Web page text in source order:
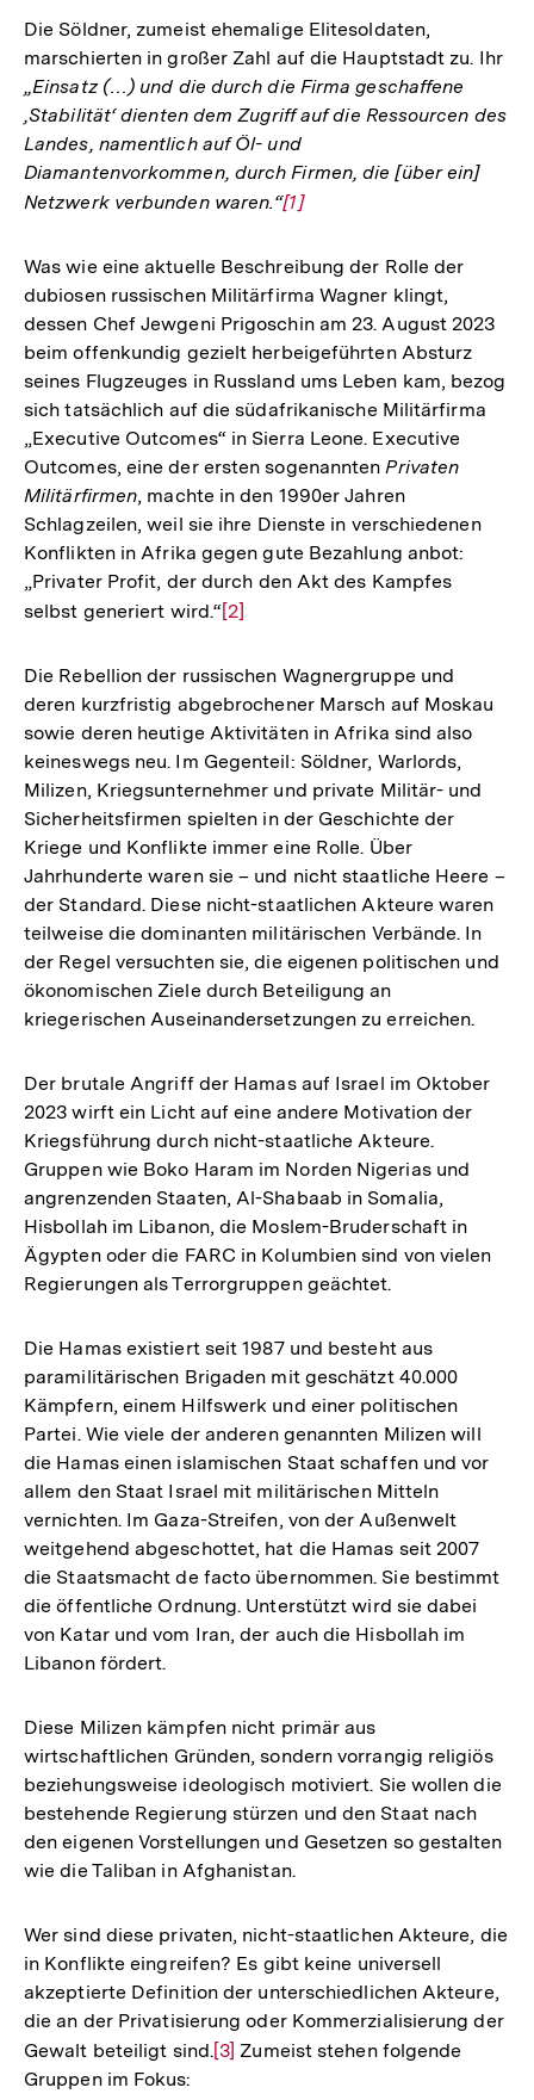
Die Söldner, zumeist ehemalige Elitesoldaten,
marschierten in großer Zahl auf die Hauptstadt zu. Ihr
„Einsatz (…) und die durch die Firma geschaffene
‚Stabilität‘ dienten dem Zugriff auf die Ressourcen des
Landes, namentlich auf Öl- und
Diamantenvorkommen, durch Firmen, die [über ein]
Netzwerk verbunden waren.“Zur
der
Fußnote
[1]
Was wie eine aktuelle Beschreibung der Rolle der
dubiosen russischen Militärfirma Wagner klingt,
dessen Chef Jewgeni Prigoschin am 23. August 2023
beim offenkundig gezielt herbeigeführten Absturz
seines Flugzeuges in Russland ums Leben kam, bezog
sich tatsächlich auf die südafrikanische Militärfirma
„Executive Outcomes“ in Sierra Leone. Executive
Outcomes, eine der ersten sogenannten Privaten
Militärfirmen, machte in den 1990er Jahren
Schlagzeilen, weil sie ihre Dienste in verschiedenen
Konflikten in Afrika gegen gute Bezahlung anbot:
„Privater Profit, der durch den Akt des Kampfes
selbst generiert wird.“Zur
der
Fußnote
[2]
Die Rebellion der russischen Wagnergruppe und
deren kurzfristig abgebrochener Marsch auf Moskau
sowie deren heutige Aktivitäten in Afrika sind also
keineswegs neu. Im Gegenteil: Söldner, Warlords,
Milizen, Kriegsunternehmer und private Militär- und
Sicherheitsfirmen spielten in der Geschichte der
Kriege und Konflikte immer eine Rolle. Über
Jahrhunderte waren sie – und nicht staatliche Heere –
der Standard. Diese nicht-staatlichen Akteure waren
teilweise die dominanten militärischen Verbände. In
der Regel versuchten sie, die eigenen politischen und
ökonomischen Ziele durch Beteiligung an
kriegerischen Auseinandersetzungen zu erreichen.
Der brutale Angriff der Hamas auf Israel im Oktober
2023 wirft ein Licht auf eine andere Motivation der
Kriegsführung durch nicht-staatliche Akteure.
Gruppen wie Boko Haram im Norden Nigerias und
angrenzenden Staaten, Al-Shabaab in Somalia,
Hisbollah im Libanon, die Moslem-Bruderschaft in
Ägypten oder die FARC in Kolumbien sind von vielen
Regierungen als Terrorgruppen geächtet.
Die Hamas existiert seit 1987 und besteht aus
paramilitärischen Brigaden mit geschätzt 40.000
Kämpfern, einem Hilfswerk und einer politischen
Partei. Wie viele der anderen genannten Milizen will
die Hamas einen islamischen Staat schaffen und vor
allem den Staat Israel mit militärischen Mitteln
vernichten. Im Gaza-Streifen, von der Außenwelt
weitgehend abgeschottet, hat die Hamas seit 2007
die Staatsmacht de facto übernommen. Sie bestimmt
die öffentliche Ordnung. Unterstützt wird sie dabei
von Katar und vom Iran, der auch die Hisbollah im
Libanon fördert.
Diese Milizen kämpfen nicht primär aus
wirtschaftlichen Gründen, sondern vorrangig religiös
beziehungsweise ideologisch motiviert. Sie wollen die
bestehende Regierung stürzen und den Staat nach
den eigenen Vorstellungen und Gesetzen so gestalten
wie die Taliban in Afghanistan.
Wer sind diese privaten, nicht-staatlichen Akteure, die
in Konflikte eingreifen? Es gibt keine universell
akzeptierte Definition der unterschiedlichen Akteure,
die an der Privatisierung oder Kommerzialisierung der
Gewalt beteiligt sind.Zur
[3] Zumeist stehen folgende
Gruppen im Fokus: